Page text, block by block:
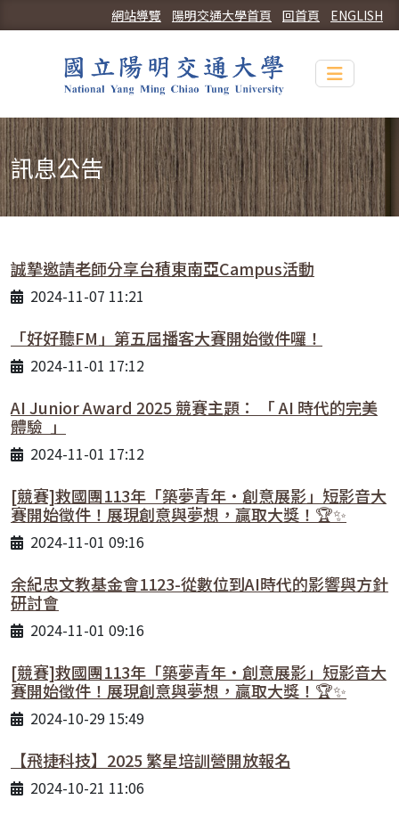
ENGLISH
回首頁
陽明交通大學首頁
網站導覽
Toggle
訊息公告
誠摯邀請老師分享台積東南亞Campus活動
2024-11-07 11:21
「好好聽FM」第五屆播客大賽開始徵件囉！
2024-11-01 17:12
AI Junior Award 2025 競賽主題： 「 AI 時代的完美
體驗 」
2024-11-01 17:12
[競賽]救國團113年「築夢青年•創意展影」短影音大
賽開始徵件！展現創意與夢想，贏取大獎！🏆✨
2024-11-01 09:16
余紀忠文教基金會1123-從數位到AI時代的影響與方針
研討會
2024-11-01 09:16
[競賽]救國團113年「築夢青年•創意展影」短影音大
賽開始徵件！展現創意與夢想，贏取大獎！🏆✨
2024-10-29 15:49
【飛捷科技】2025 繁星培訓營開放報名
2024-10-21 11:06